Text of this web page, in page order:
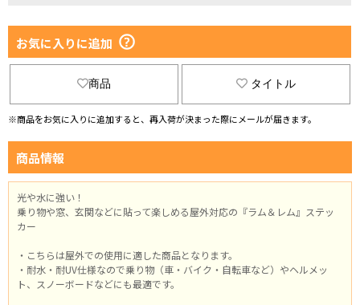
お気に入りに追加
商品 タイトル
※商品をお気に入りに追加すると、再入荷が決まった際にメールが届きます。
商品情報
光や水に強い！
乗り物や窓、玄関などに貼って楽しめる屋外対応の『ラム＆レム』ステッ
カー
・こちらは屋外での使用に適した商品となります。
・耐水・耐UV仕様なので乗り物（車・バイク・自転車など）やヘルメッ
ト、スノーボードなどにも最適です。